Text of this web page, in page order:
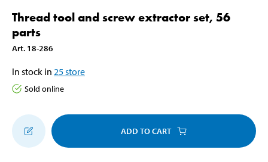
Thread tool and screw extractor set, 56
parts
Art. 18-286
In stock in 25store
Sold online
ADD TO CART